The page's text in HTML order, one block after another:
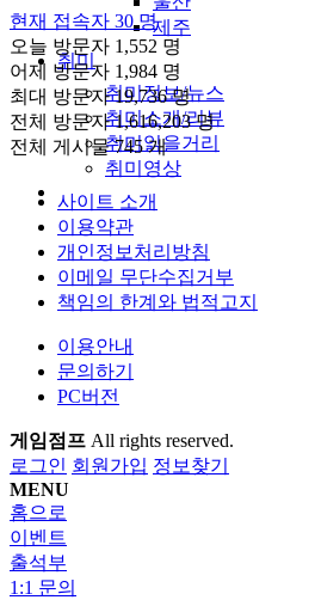
제주
취미
취미정보/뉴스
취미소개/리뷰
취미읽을거리
취미영상
현재 접속자 30 명
오늘 방문자 1,552 명
어제 방문자 1,984 명
최대 방문자19,736 명
전체 방문자1,616,203 명
전체 게시물745 개
사이트 소개
이용약관
개인정보처리방침
이메일 무단수집거부
책임의 한계와 법적고지
이용안내
문의하기
PC버전
게임점프 All rights reserved.
로그인 회원가입 정보찾기
MENU
홈으로
이벤트
출석부
1:1 문의